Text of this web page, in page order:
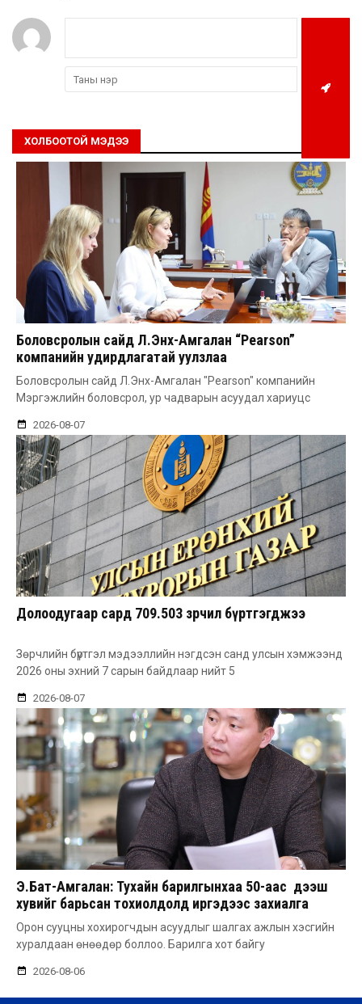
ХОЛБООТОЙ МЭДЭЭ
Боловсролын сайд Л.Энх-Амгалан “Pearson”
компанийн удирдлагатай уулзлаа
Боловсролын сайд Л.Энх-Амгалан "Pearson" компанийн
Мэргэжлийн боловсрол, ур чадварын асуудал хариуцс
2026-08-07
Долоодугаар сард 709.503 зөрчил бүртгэгджээ
Зөрчлийн бүртгэл мэдээллийн нэгдсэн санд улсын хэмжээнд
2026 оны эхний 7 сарын байдлаар нийт 5
2026-08-07
Э.Бат-Амгалан: Тухайн барилгынхаа 50-аас дээш
хувийг барьсан тохиолдолд иргэдээс захиалга
авдаг болгоно
Орон сууцны хохирогчдын асуудлыг шалгах ажлын хэсгийн
хуралдаан өнөөдөр боллоо. Барилга хот байгу
2026-08-06